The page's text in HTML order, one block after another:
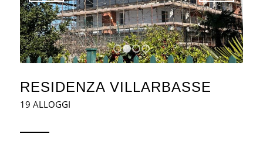
1 2 3 4
RESIDENZA VILLARBASSE
19 ALLOGGI